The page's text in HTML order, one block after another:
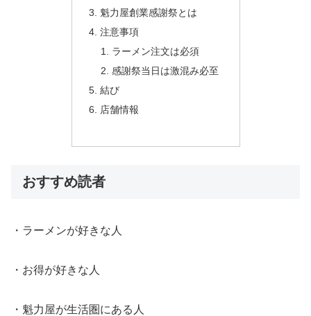
魁力屋創業感謝祭とは
注意事項
ラーメン注文は必須
感謝祭当日は激混み必至
結び
店舗情報
おすすめ読者
・ラーメンが好きな人
・お得が好きな人
・魁力屋が生活圏にある人